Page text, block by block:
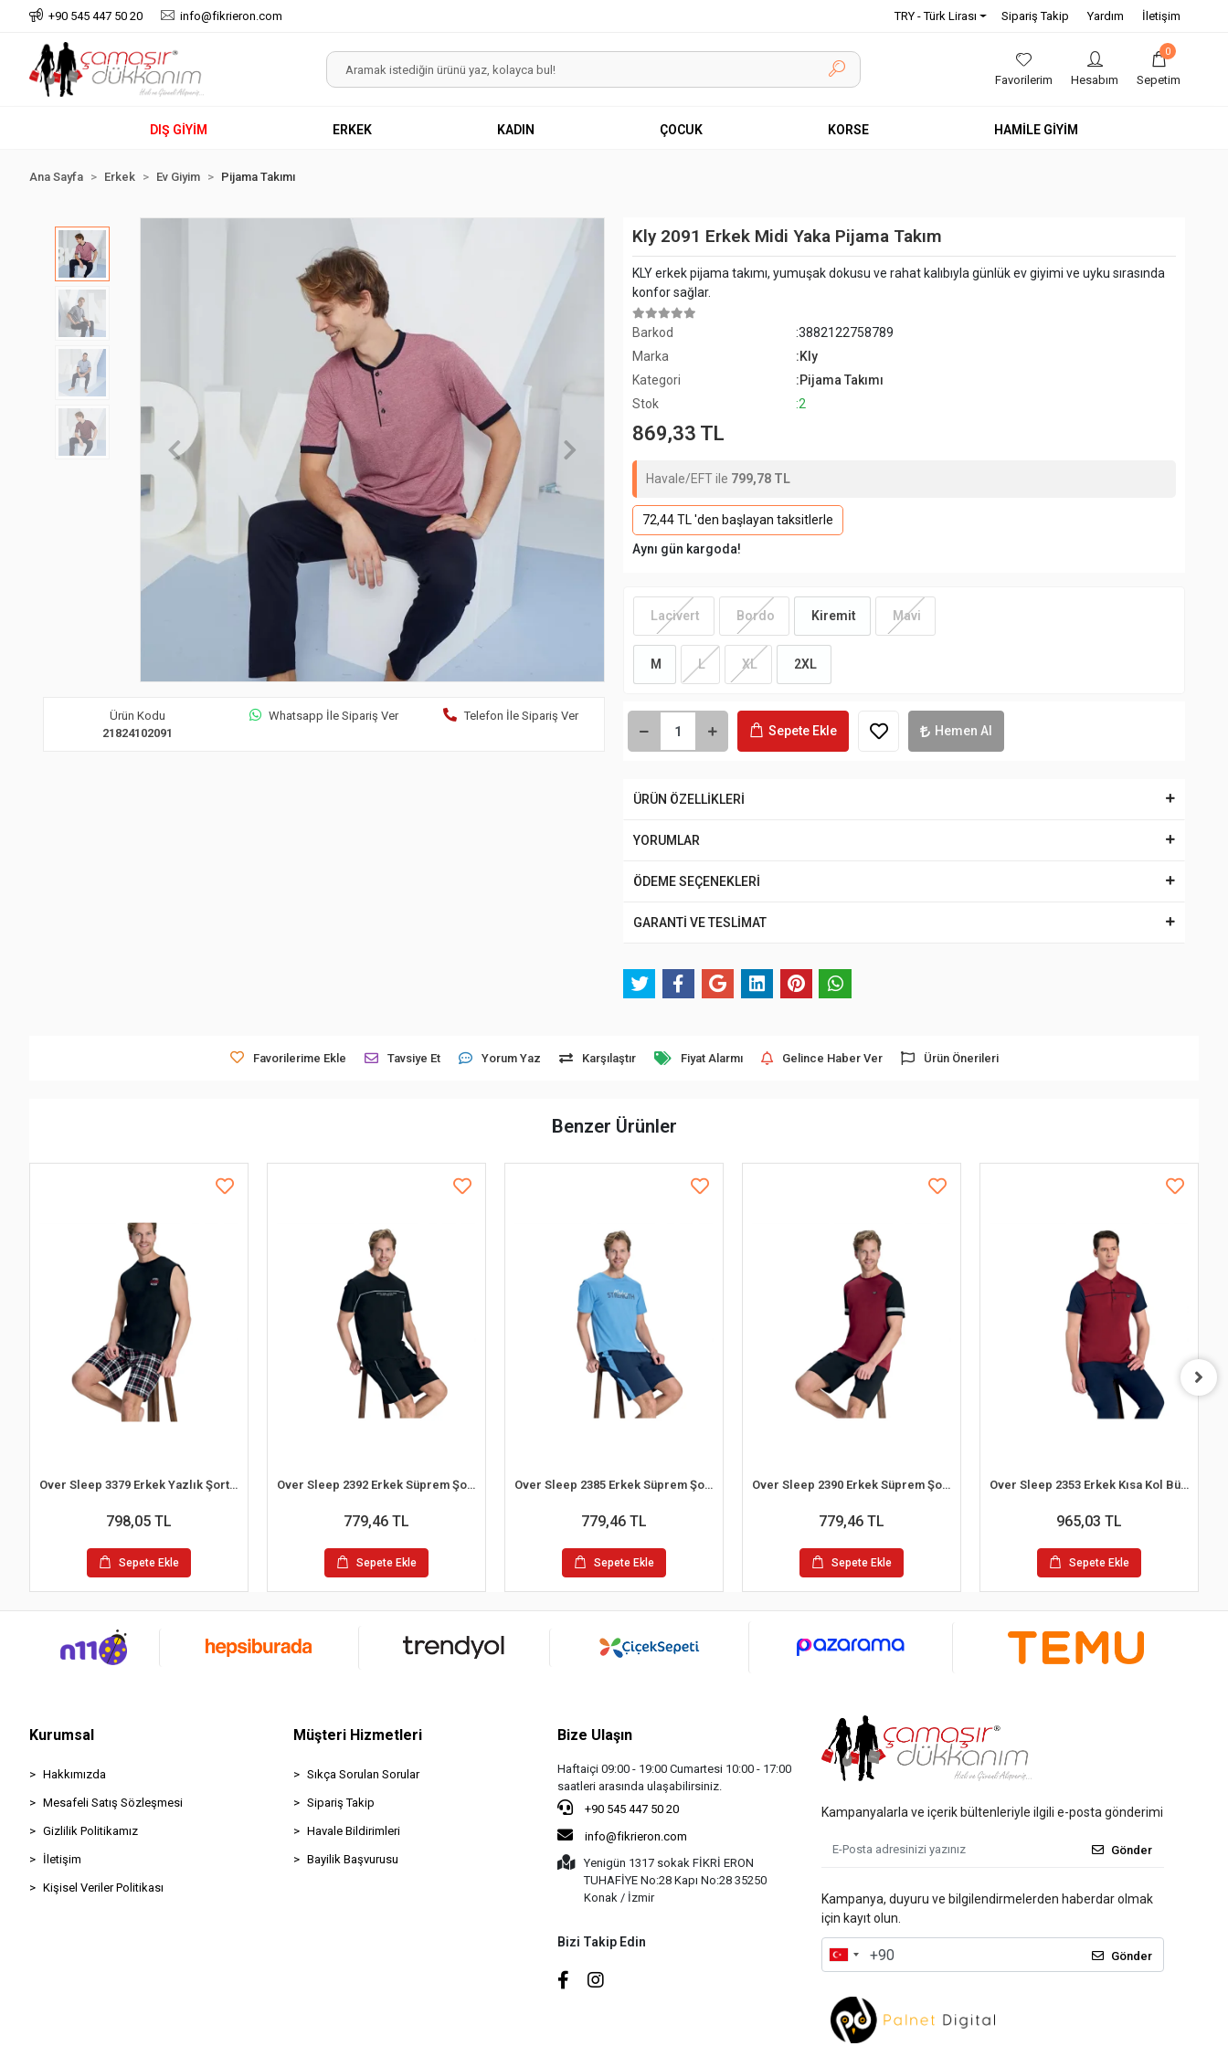
+90 545 447 50 20 info@fikrieron.com TRY - Türk Lirası Sipariş Takip Yardım İletişim
Favorilerim Hesabım
0
Sepetim
DIŞ GİYİM ERKEK KADIN ÇOCUK KORSE HAMİLE GİYİM
Ana Sayfa Erkek Ev Giyim Pijama Takımı
Ürün Kodu
21824102091
Whatsapp İle Sipariş Ver Telefon İle Sipariş Ver
Kly 2091 Erkek Midi Yaka Pijama Takım
KLY erkek pijama takımı, yumuşak dokusu ve rahat kalıbıyla günlük ev giyimi ve uyku sırasında
konfor sağlar.
Barkod
:3882122758789
Marka
:Kly
Kategori
:Pijama Takımı
Stok
:2
869,33 TL
Havale/EFT ile 799,78 TL
72,44 TL 'den başlayan taksitlerle
Aynı gün kargoda!
Lacivert Bordo Kiremit Mavi
M L XL 2XL
Sepete Ekle Hemen Al
ÜRÜN ÖZELLİKLERİ
YORUMLAR
ÖDEME SEÇENEKLERİ
GARANTİ VE TESLİMAT
Favorilerime Ekle Tavsiye Et Yorum Yaz Karşılaştır Fiyat Alarmı Gelince Haber Ver Ürün Önerileri
Benzer Ürünler
Over Sleep 3379 Erkek Yazlık Şort Pijama Takım (M-L-XL-2XL)
798,05 TL
Sepete Ekle
Over Sleep 2392 Erkek Süprem Şort Yazlık Pijama Takım (M-L-XL-2XL)
779,46 TL
Sepete Ekle
Over Sleep 2385 Erkek Süprem Şort Yazlık Pijama Takım (S-M-L-XL)
779,46 TL
Sepete Ekle
Over Sleep 2390 Erkek Süprem Şort Yazlık Pijama Takım (M-L-XL-2XL)
779,46 TL
Sepete Ekle
Over Sleep 2353 Erkek Kısa Kol Büyük Beden Süprem Pijama Takım (L-XL-XXL-3XL)
965,03 TL
Sepete Ekle
Kurumsal
Hakkımızda
Mesafeli Satış Sözleşmesi
Gizlilik Politikamız
İletişim
Kişisel Veriler Politikası
Müşteri Hizmetleri
Sıkça Sorulan Sorular
Sipariş Takip
Havale Bildirimleri
Bayilik Başvurusu
Bize Ulaşın
Haftaiçi 09:00 - 19:00 Cumartesi 10:00 - 17:00
saatleri arasında ulaşabilirsiniz.
+90 545 447 50 20
info@fikrieron.com
Yenigün 1317 sokak FİKRİ ERON
TUHAFİYE No:28 Kapı No:28 35250
Konak / İzmir
Bizi Takip Edin
Kampanyalarla ve içerik bültenleriyle ilgili e-posta gönderimi
Gönder
Kampanya, duyuru ve bilgilendirmelerden haberdar olmak
için kayıt olun.
Gönder